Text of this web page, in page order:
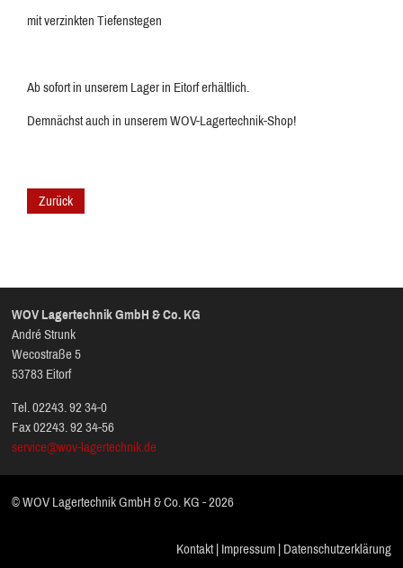
mit verzinkten Tiefenstegen
Ab sofort in unserem Lager in Eitorf erhältlich.
Demnächst auch in unserem WOV-Lagertechnik-Shop!
Zurück
WOV Lagertechnik GmbH & Co. KG
André Strunk
Wecostraße 5
53783 Eitorf
Tel. 02243. 92 34-0
Fax 02243. 92 34-56
service@wov-lagertechnik.de
© WOV Lagertechnik GmbH & Co. KG - 2026
Kontakt| Impressum| Datenschutzerklärung